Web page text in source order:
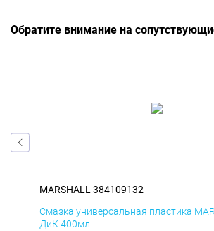
Обратите внимание на
MARSHALL 384109132
Смазка универсальная пластика
ДиК 400мл